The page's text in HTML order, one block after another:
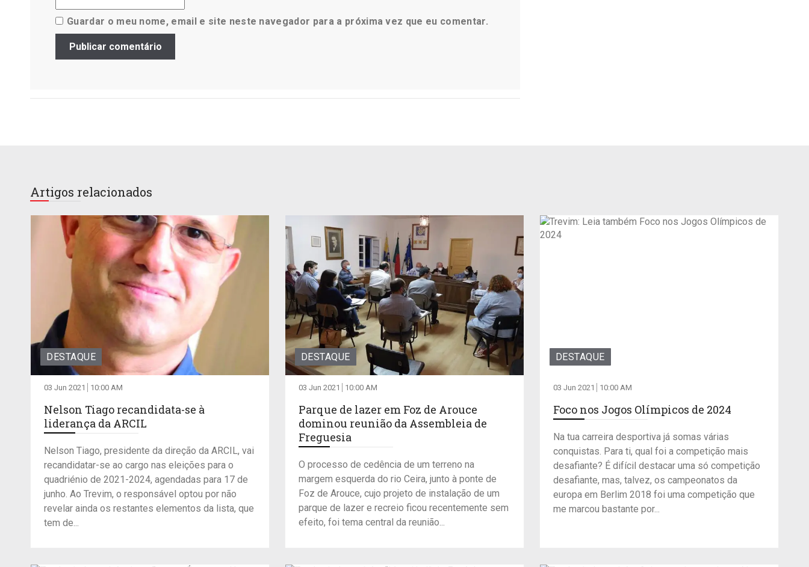
Guardar o meu nome, email e site neste navegador para a próxima vez que eu comentar.
Artigos relacionados
DESTAQUE
03 Jun 2021 10:00 AM
Nelson Tiago recandidata-se à
liderança da ARCIL
Nelson Tiago, presidente da direção da ARCIL, vai
recandidatar-se ao cargo nas eleições para o
quadriénio de 2021-2024, agendadas para 17 de
junho. Ao Trevim, o responsável optou por não
revelar ainda os restantes elementos da lista, que
tem de...
DESTAQUE
03 Jun 2021 10:00 AM
Parque de lazer em Foz de Arouce
dominou reunião da Assembleia de
Freguesia
O processo de cedência de um terreno na
margem esquerda do rio Ceira, junto à ponte de
Foz de Arouce, cujo projeto de instalação de um
parque de lazer e recreio ficou recentemente sem
efeito, foi tema central da reunião...
DESTAQUE
03 Jun 2021 10:00 AM
Foco nos Jogos Olímpicos de 2024
Na tua carreira desportiva já somas várias
conquistas. Para ti, qual foi a competição mais
desafiante? É difícil destacar uma só competição
desafiante, mas, talvez, os campeonatos da
europa em Berlim 2018 foi uma competição que
me marcou bastante por...